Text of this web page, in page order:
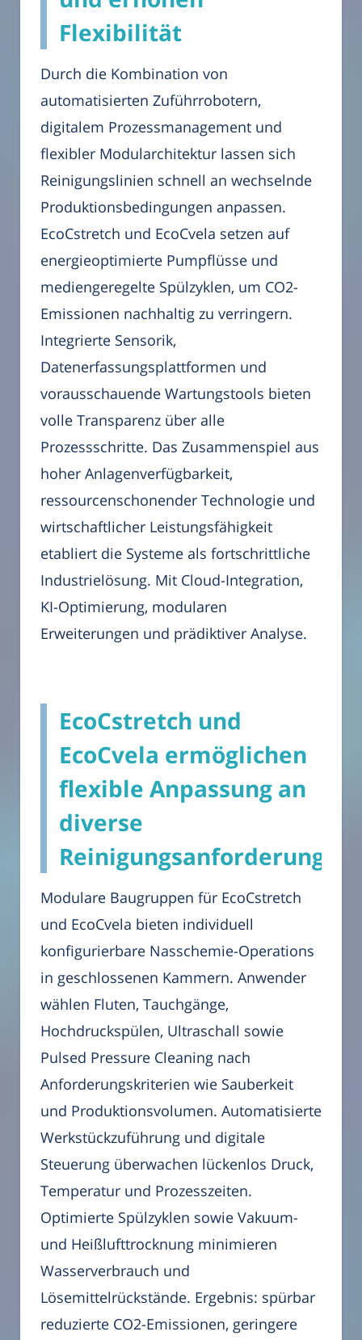
Flexibilität
Durch die Kombination von
automatisierten Zuführrobotern,
digitalem Prozessmanagement und
flexibler Modularchitektur lassen sich
Reinigungslinien schnell an wechselnde
Produktionsbedingungen anpassen.
EcoCstretch und EcoCvela setzen auf
energieoptimierte Pumpflüsse und
mediengeregelte Spülzyklen, um CO2-
Emissionen nachhaltig zu verringern.
Integrierte Sensorik,
Datenerfassungsplattformen und
vorausschauende Wartungstools bieten
volle Transparenz über alle
Prozessschritte. Das Zusammenspiel aus
hoher Anlagenverfügbarkeit,
ressourcenschonender Technologie und
wirtschaftlicher Leistungsfähigkeit
etabliert die Systeme als fortschrittliche
Industrielösung. Mit Cloud-Integration,
KI-Optimierung, modularen
Erweiterungen und prädiktiver Analyse.
EcoCstretch und
EcoCvela ermöglichen
flexible Anpassung an
diverse
Reinigungsanforderungen
Modulare Baugruppen für EcoCstretch
und EcoCvela bieten individuell
konfigurierbare Nasschemie-Operations
in geschlossenen Kammern. Anwender
wählen Fluten, Tauchgänge,
Hochdruckspülen, Ultraschall sowie
Pulsed Pressure Cleaning nach
Anforderungskriterien wie Sauberkeit
und Produktionsvolumen. Automatisierte
Werkstückzuführung und digitale
Steuerung überwachen lückenlos Druck,
Temperatur und Prozesszeiten.
Optimierte Spülzyklen sowie Vakuum-
und Heißlufttrocknung minimieren
Wasserverbrauch und
Lösemittelrückstände. Ergebnis: spürbar
reduzierte CO2-Emissionen, geringere